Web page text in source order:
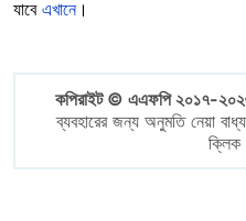
যাবে এখানে।
কপিরাইট © এএফপি ২০১৭-
ব্যবহারের জন্য অনুমতি নেয়া